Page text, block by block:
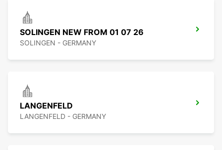
SOLINGEN NEW FROM 01 07 26
SOLINGEN - GERMANY
LANGENFELD
LANGENFELD - GERMANY